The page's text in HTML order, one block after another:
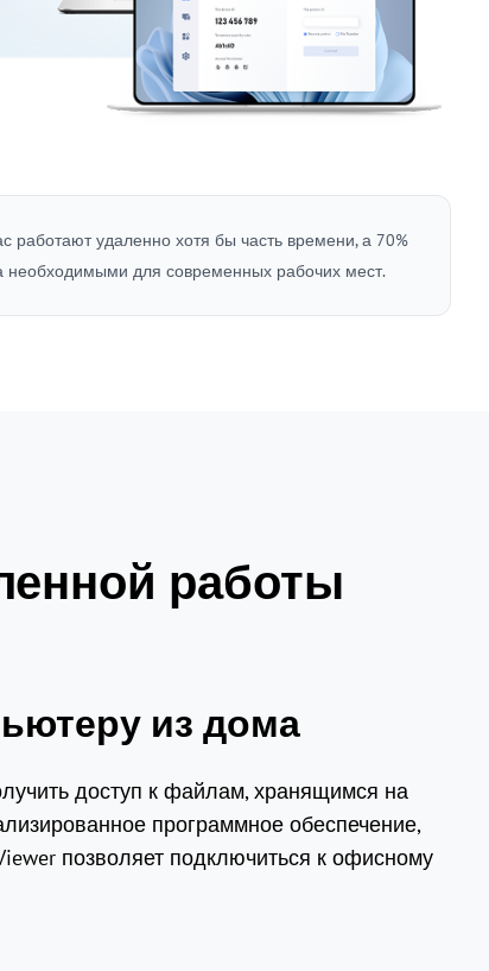
работают удаленно хотя бы часть времени, а 70%
необходимыми для современных рабочих мест.
работы
из дома
доступ к файлам, хранящимся на
программное обеспечение,
позволяет подключиться к офисному